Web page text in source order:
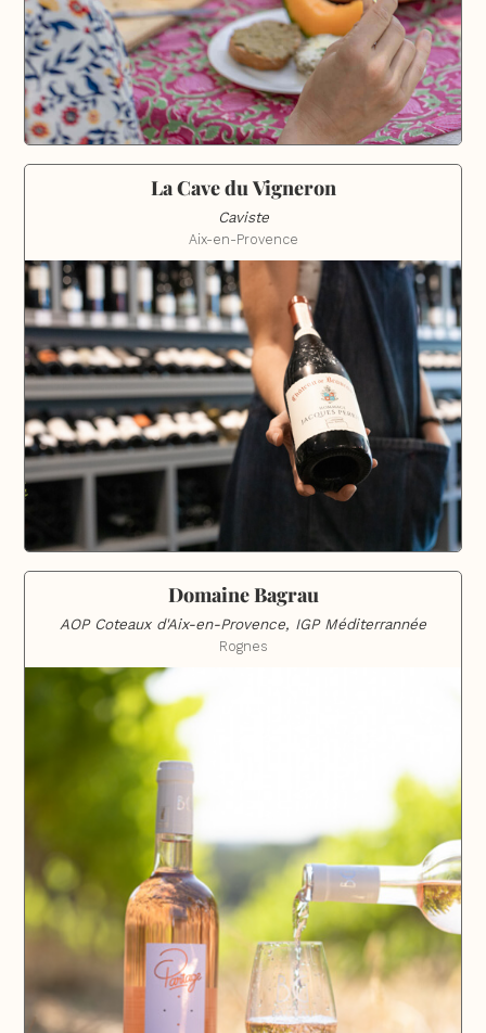
La Cave du Vigneron
Caviste
Aix-en-Provence
Domaine Bagrau
AOP Coteaux d'Aix-en-Provence, IGP Méditerrannée
Rognes